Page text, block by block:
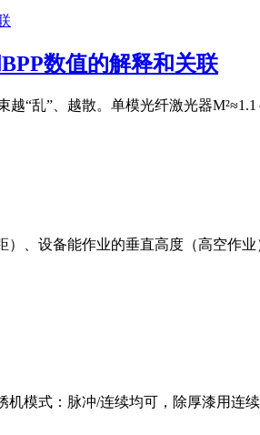
数值的解释和关联
“乱”、越散。单模光纤激光器
、设备能作业的垂直高度（高空作
模式：脉冲/连续均可，除厚漆用